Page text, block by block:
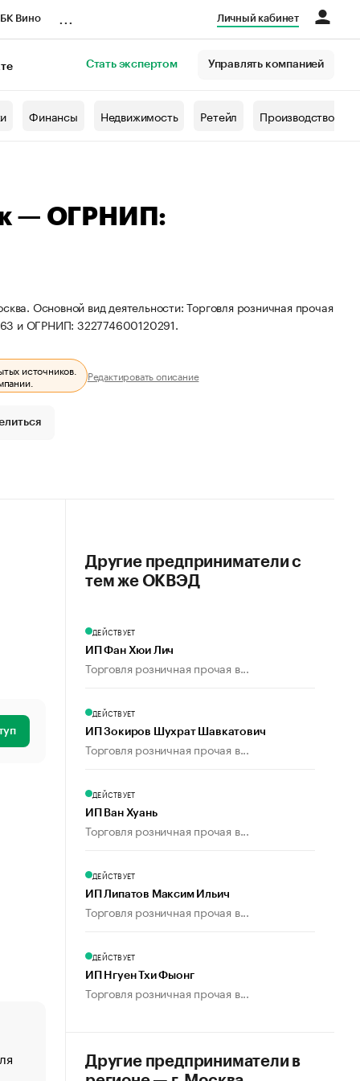
Вино Личный кабинет
Стать экспертом Управлять компанией
Финансы Недвижимость Ретейл Производство
— ОГРНИП:
Основной вид деятельности: Торговля розничная прочая
и ОГРНИП: 322774600120291.
источников.
Редактировать описание
«От спорта тело стареет иначе». Как живет глава
создавшей GTA
Другие предприниматели с
тем же ОКВЭД
ДЕЙСТВУЕТ
ИП Фан Хюи Лич
Торговля розничная прочая в...
ДЕЙСТВУЕТ
ИП Зокиров Шухрат Шавкатович
Торговля розничная прочая в...
ДЕЙСТВУЕТ
ИП Ван Хуань
Торговля розничная прочая в...
ДЕЙСТВУЕТ
ИП Липатов Максим Ильич
Торговля розничная прочая в...
ДЕЙСТВУЕТ
ИП Нгуен Тхи Фыонг
Торговля розничная прочая в...
Другие предприниматели в